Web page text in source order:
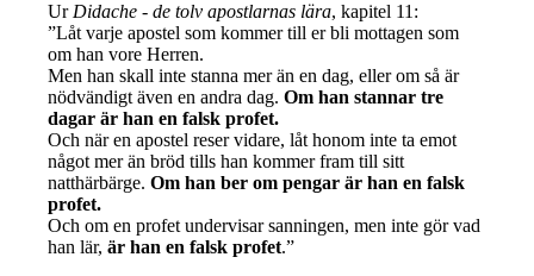
UrDidache - de tolv apostlarnas lära, kapitel 11:
”Låt varje apostel som kommer till er bli mottagen som
om han vore Herren.
Men han skall inte stanna mer än en dag, eller om så är
nödvändigt även en andra dag. Om han stannar tre
dagar är han en falsk profet.
Och när en apostel reser vidare, låt honom inte ta emot
något mer än bröd tills han kommer fram till sitt
natthärbärge. Om han ber om pengar är han en falsk
profet.
Och om en profet undervisar sanningen, men inte gör vad
han lär, är han en falsk profet.”